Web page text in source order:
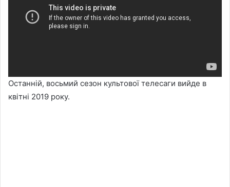
Останній, восьмий сезон культової телесаги вийде в
квітні 2019 року.